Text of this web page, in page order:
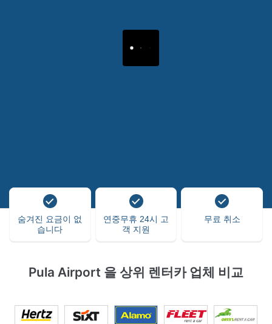
숨겨진 요금이 없
습니다
연중무휴 24시 고
객 지원
무료 취소
Pula Airport 을 상위 렌터카 업체 비교